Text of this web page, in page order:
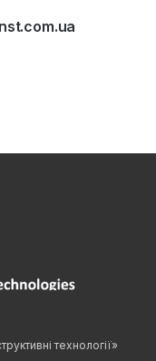
технології»